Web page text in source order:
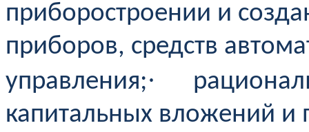
приборостроении и
приборов, средств
управления;·
капитальных вложений и